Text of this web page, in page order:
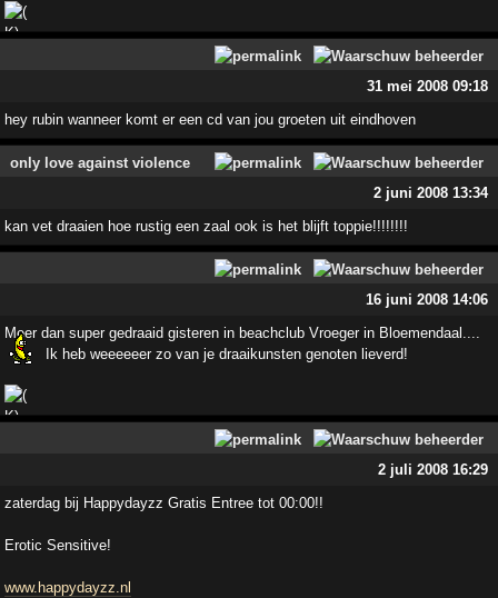
31 mei 2008 09:18
hey rubin wanneer komt er een cd van jou groeten uit eindhoven
only love against violence
2 juni 2008 13:34
kan vet draaien hoe rustig een zaal ook is het blijft toppie!!!!!!!!
16 juni 2008 14:06
Meer dan super gedraaid gisteren in beachclub Vroeger in Bloemendaal....
Ik heb weeeeeer zo van je draaikunsten genoten lieverd!
2 juli 2008 16:29
zaterdag bij Happydayzz Gratis Entree tot 00:00!!
Erotic Sensitive!
www.happydayzz.nl